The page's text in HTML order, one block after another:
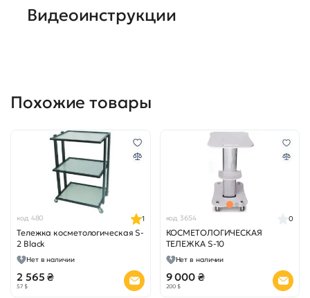
Видеоинструкции
Похожие товары
код 480
Тележка косметологическая S-
2 Black
1
Нет в наличии
2 565 ₴
57 $
код 3654
КОСМЕТОЛОГИЧЕСКАЯ
ТЕЛЕЖКА S-10
0
Нет в наличии
9 000 ₴
200 $